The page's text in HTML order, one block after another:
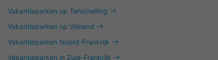
Vakantieparken op Terschelling
Vakantieparken op Vlieland
Vakantieparken Noord-Frankrijk
Vakantieparken in Zuid-Frankrijk